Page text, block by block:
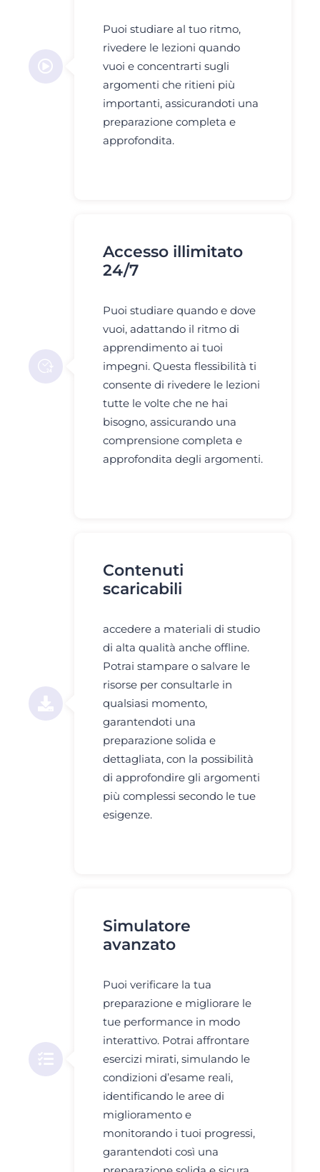
Puoi studiare al tuo ritmo,
rivedere le lezioni quando
vuoi e concentrarti sugli
argomenti che ritieni più
importanti, assicurandoti una
preparazione completa e
approfondita.
Accesso illimitato
24/7
Puoi studiare quando e dove
vuoi, adattando il ritmo di
apprendimento ai tuoi
impegni. Questa flessibilità ti
consente di rivedere le lezioni
tutte le volte che ne hai
bisogno, assicurando una
comprensione completa e
approfondita degli argomenti.
Contenuti
scaricabili
accedere a materiali di studio
di alta qualità anche offline.
Potrai stampare o salvare le
risorse per consultarle in
qualsiasi momento,
garantendoti una
preparazione solida e
dettagliata, con la possibilità
di approfondire gli argomenti
più complessi secondo le tue
esigenze.
Simulatore
avanzato
Puoi verificare la tua
preparazione e migliorare le
tue performance in modo
interattivo. Potrai affrontare
esercizi mirati, simulando le
condizioni d’esame reali,
identificando le aree di
miglioramento e
monitorando i tuoi progressi,
garantendoti così una